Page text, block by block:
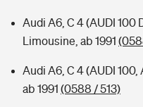
Audi A6, C 4 (AUDI 100
Limousine, ab 1991
Audi A6, C 4 (AUDI
ab 1991 (0588 / 513)